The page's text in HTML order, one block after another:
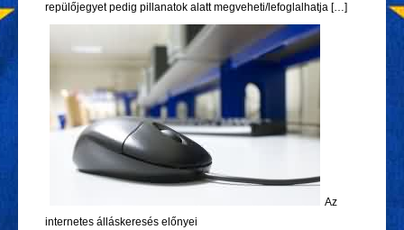
repülőjegyet pedig pillanatok alatt megveheti/lefoglalhatja […]
Az
internetes álláskeresés előnyei